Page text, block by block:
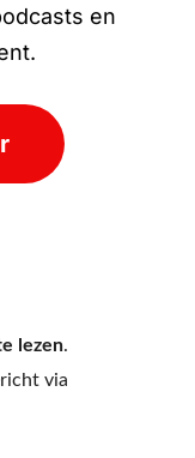
en
lezen.